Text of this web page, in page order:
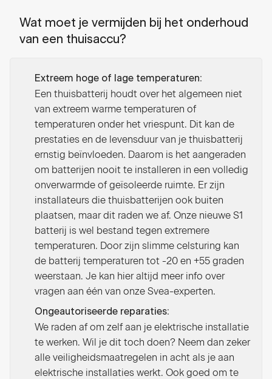
Wat moet je vermijden bij het onderhoud
van een thuisaccu?
Extreem hoge of lage temperaturen:
Een thuisbatterij houdt over het algemeen niet
van extreem warme temperaturen of
temperaturen onder het vriespunt. Dit kan de
prestaties en de levensduur van je thuisbatterij
ernstig beïnvloeden. Daarom is het aangeraden
om batterijen nooit te installeren in een volledig
onverwarmde of geïsoleerde ruimte. Er zijn
installateurs die thuisbatterijen ook buiten
plaatsen, maar dit raden we af. Onze nieuwe S1
batterij is wel bestand tegen extremere
temperaturen. Door zijn slimme celsturing kan
de batterij temperaturen tot -20 en +55 graden
weerstaan. Je kan hier altijd meer info over
vragen aan één van onze Svea-experten.
Ongeautoriseerde reparaties:
We raden af om zelf aan je elektrische installatie
te werken. Wil je dit toch doen? Neem dan zeker
alle veiligheidsmaatregelen in acht als je aan
elektrische installaties werkt. Ook goed om te